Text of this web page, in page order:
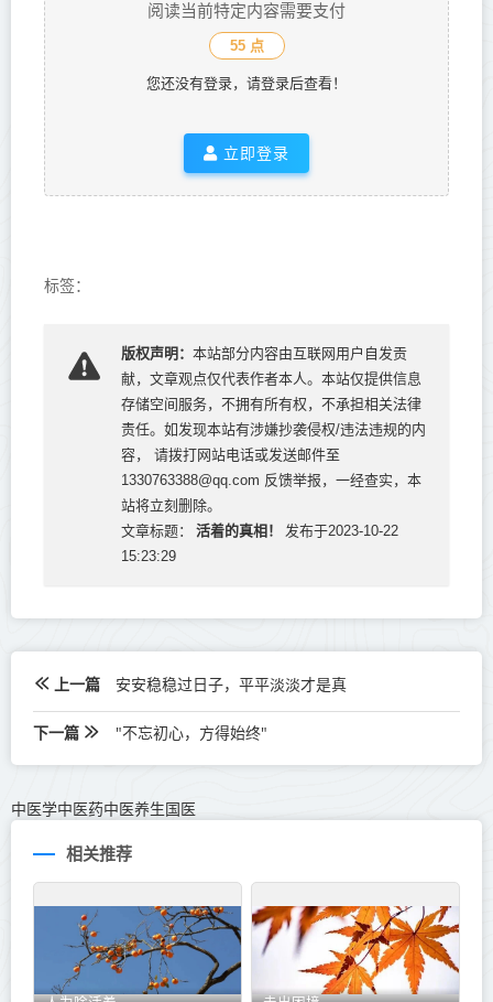
阅读当前特定内容需要支付
55 点
您还没有登录，请登录后查看！
立即登录
标签：
版权声明： 本站部分内容由互联网用户自发贡
献，文章观点仅代表作者本人。本站仅提供信息
存储空间服务，不拥有所有权，不承担相关法律
责任。如发现本站有涉嫌抄袭侵权/违法违规的内
容， 请拨打网站电话或发送邮件至
1330763388@qq.com 反馈举报，一经查实，本
站将立刻删除。
文章标题：
活着的真相！
发布于2023-10-22
15:23:29
上一篇 安安稳稳过日子，平平淡淡才是真
下一篇 "不忘初心，方得始终"
中医学中医药中医养生国医
相关推荐